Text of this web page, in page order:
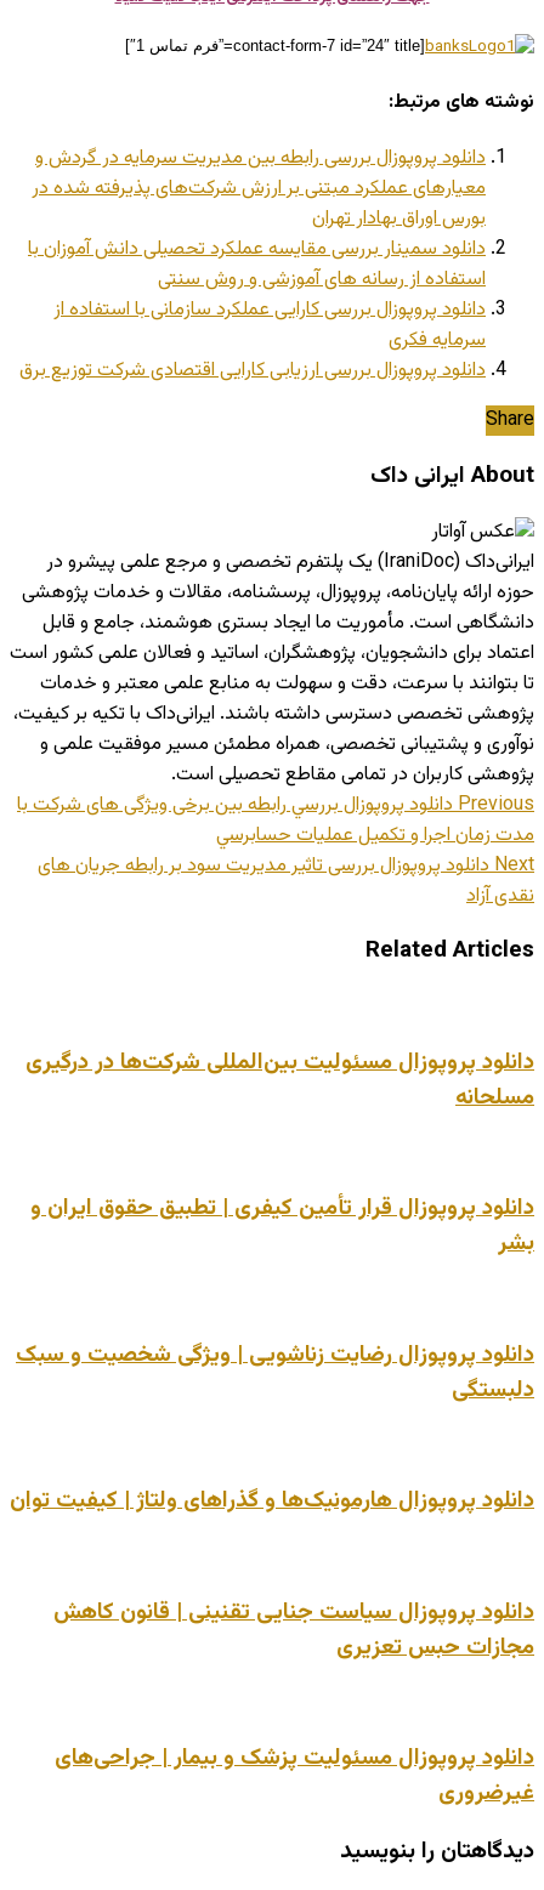
[contact-form-7 id=”24″ title=”فرم تماس 1″]
نوشته های مرتبط:
دانلود پروپوزال بررسی رابطه بین مدیریت سرمایه در گردش و
معیارهای عملکرد مبتنی بر ارزش شرکت‌های پذیرفته شده در
بورس اوراق بهادار تهران
دانلود سمینار بررسی مقایسه عملکرد تحصیلی دانش آموزان با
استفاده از رسانه های آموزشی و روش سنتی
دانلود پروپوزال بررسی کارایی عملکرد سازمانی با استفاده از
سرمایه فکری
دانلود پروپوزال بررسی ارزیابی کارایی اقتصادی شرکت توزیع برق
Share
About ایرانی داک
ایرانی‌داک (IraniDoc) یک پلتفرم تخصصی و مرجع علمی پیشرو در
حوزه ارائه پایان‌نامه، پروپوزال، پرسشنامه، مقالات و خدمات پژوهشی
دانشگاهی است. مأموریت ما ایجاد بستری هوشمند، جامع و قابل
اعتماد برای دانشجویان، پژوهشگران، اساتید و فعالان علمی کشور است
تا بتوانند با سرعت، دقت و سهولت به منابع علمی معتبر و خدمات
پژوهشی تخصصی دسترسی داشته باشند. ایرانی‌داک با تکیه بر کیفیت،
نوآوری و پشتیبانی تخصصی، همراه مطمئن مسیر موفقیت علمی و
پژوهشی کاربران در تمامی مقاطع تحصیلی است.
Previousدانلود پروپوزال بررسي رابطه بين برخی ویژگی های شرکت با
مدت زمان اجرا و تكميل عمليات حسابرسي
Nextدانلود پروپوزال بررسی تاثیر مدیریت سود بر رابطه جریان های
نقدی آزاد
Related Articles
دانلود پروپوزال مسئولیت بین‌المللی شرکت‌ها در درگیری
مسلحانه
دانلود پروپوزال قرار تأمین کیفری | تطبیق حقوق ایران و
بشر
دانلود پروپوزال رضایت زناشویی | ویژگی شخصیت و سبک
دلبستگی
دانلود پروپوزال هارمونیک‌ها و گذراهای ولتاژ | کیفیت توان
دانلود پروپوزال سیاست جنایی تقنینی | قانون کاهش
مجازات حبس تعزیری
دانلود پروپوزال مسئولیت پزشک و بیمار | جراحی‌های
غیرضروری
دیدگاهتان را بنویسید